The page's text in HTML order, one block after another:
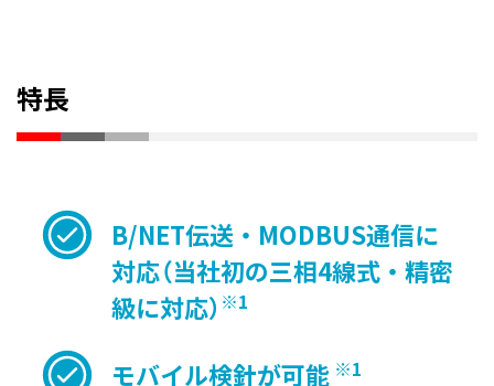
特長
B/NET伝送・MODBUS通信に
対応（当社初の三相4線式・精密
級に対応） ※1
モバイル検針が可能※1